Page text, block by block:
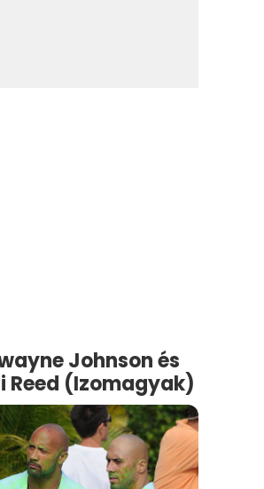
Johnson és
Reed (Izomagyak)